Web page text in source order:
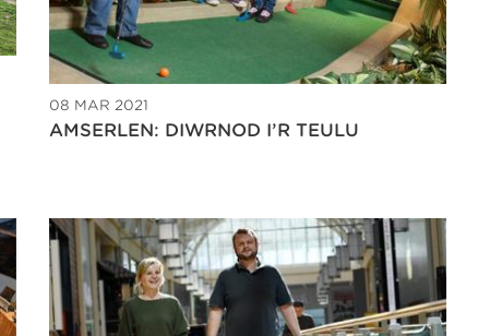
08 MAR 2021
AMSERLEN: DIWRNOD I’R TEULU